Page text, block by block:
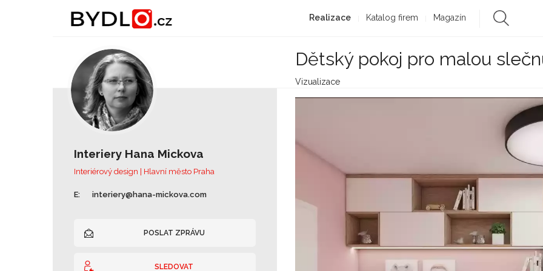
Realizace Katalog firem Magazín
Dětský pokoj pro malou
Vizualizace
Interiery Hana Mickova
Interiérový design | Hlavní město Praha
E: interiery@hana-mickova.com
POSLAT ZPRÁVU
SLEDOVAT